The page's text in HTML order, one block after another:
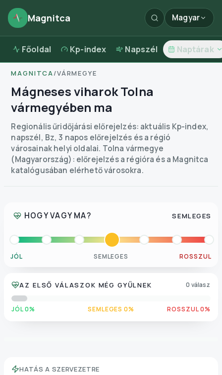
Magnitca Magyar
Főoldal Kp-index Napszél Naptárak
MAGNITCA/VÁRMEGYE
Mágneses viharok Tolna
vármegyében ma
Regionális űridőjárási előrejelzés: aktuális Kp-index,
napszél, Bz, 3 napos előrejelzés és a régió
városainak helyi oldalai. Tolna vármegye
(Magyarország): előrejelzés a régióra és a Magnitca
katalógusában elérhető városokra.
HOGY VAGY MA? SEMLEGES
JÓL SEMLEGES ROSSZUL
AZ ELSŐ VÁLASZOK MÉG GYŰLNEK 0 válasz
JÓL 0% SEMLEGES 0% ROSSZUL 0%
HATÁS A SZERVEZETRE